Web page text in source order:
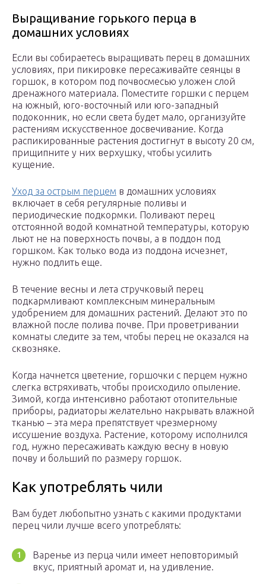
Выращивание горького перца в
домашних условиях
Если вы собираетесь выращивать перец в домашних
условиях, при пикировке пересаживайте сеянцы в
горшок, в котором под почвосмесью уложен слой
дренажного материала. Поместите горшки с перцем
на южный, юго-восточный или юго-западный
подоконник, но если света будет мало, организуйте
растениям искусственное досвечивание. Когда
распикированные растения достигнут в высоту 20 см,
прищипните у них верхушку, чтобы усилить
кущение.
Уход за острым перцем в домашних условиях
включает в себя регулярные поливы и
периодические подкормки. Поливают перец
отстоянной водой комнатной температуры, которую
льют не на поверхность почвы, а в поддон под
горшком. Как только вода из поддона исчезнет,
нужно подлить еще.
В течение весны и лета стручковый перец
подкармливают комплексным минеральным
удобрением для домашних растений. Делают это по
влажной после полива почве. При проветривании
комнаты следите за тем, чтобы перец не оказался на
сквозняке.
Когда начнется цветение, горшочки с перцем нужно
слегка встряхивать, чтобы происходило опыление.
Зимой, когда интенсивно работают отопительные
приборы, радиаторы желательно накрывать влажной
тканью – эта мера препятствует чрезмерному
иссушение воздуха. Растение, которому исполнился
год, нужно пересаживать каждую весну в новую
почву и больший по размеру горшок.
Как употреблять чили
Вам будет любопытно узнать с какими продуктами
перец чили лучше всего употреблять:
Варенье из перца чили имеет неповторимый
вкус, приятный аромат и, на удивление.